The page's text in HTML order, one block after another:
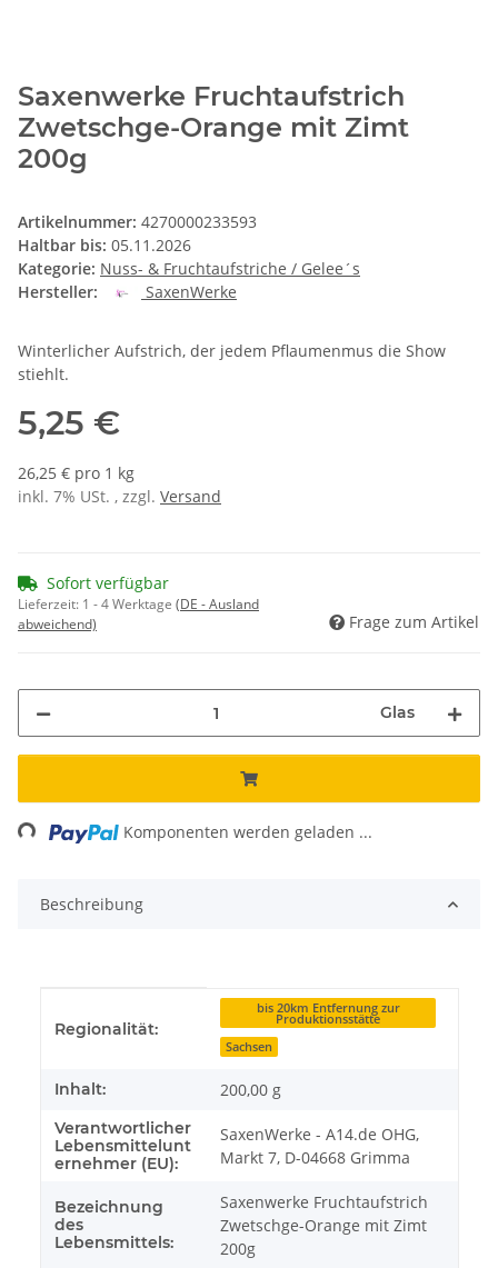
Saxenwerke Fruchtaufstrich
Zwetschge-Orange mit Zimt
200g
Artikelnummer: 4270000233593
Haltbar bis: 05.11.2026
Kategorie: Nuss- & Fruchtaufstriche / Gelee´s
Hersteller:
SaxenWerke
Winterlicher Aufstrich, der jedem Pflaumenmus die Show
stiehlt.
5,25 €
26,25 € pro 1 kg
inkl. 7% USt. , zzgl. Versand
Sofort verfügbar
Lieferzeit: 1 - 4 Werktage (DE - Ausland
abweichend)
Frage zum Artikel
Glas
Loading... Komponenten werden geladen ...
Beschreibung
Regionalität:
bis 20km Entfernung zur
Produktionsstätte
Sachsen
Inhalt: 200,00 g
Verantwortlicher
Lebensmittelunt
ernehmer (EU):
SaxenWerke - A14.de OHG,
Markt 7, D-04668 Grimma
Bezeichnung
des
Lebensmittels:
Saxenwerke Fruchtaufstrich
Zwetschge-Orange mit Zimt
200g